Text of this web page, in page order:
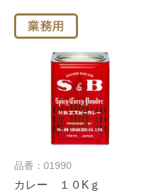
品番：01990
カレー １０Kｇ